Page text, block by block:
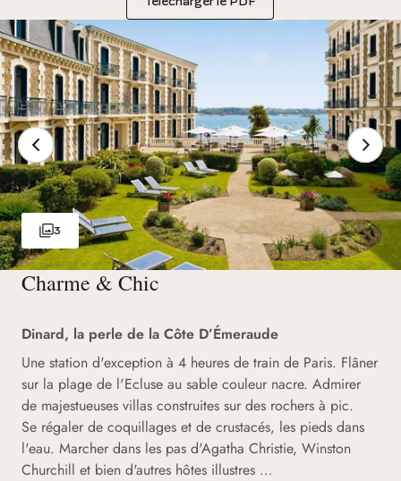
3
Charme & Chic
Dinard, la perle de la Côte D’Émeraude
Une station d'exception à 4 heures de train de Paris. Flâner
sur la plage de l'Ecluse au sable couleur nacre. Admirer
de majestueuses villas construites sur des rochers à pic.
Se régaler de coquillages et de crustacés, les pieds dans
l'eau. Marcher dans les pas d'Agatha Christie, Winston
Churchill et bien d'autres hôtes illustres …